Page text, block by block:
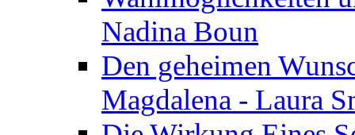
Nadina Boun
Den geheimen
Magdalena - Laura